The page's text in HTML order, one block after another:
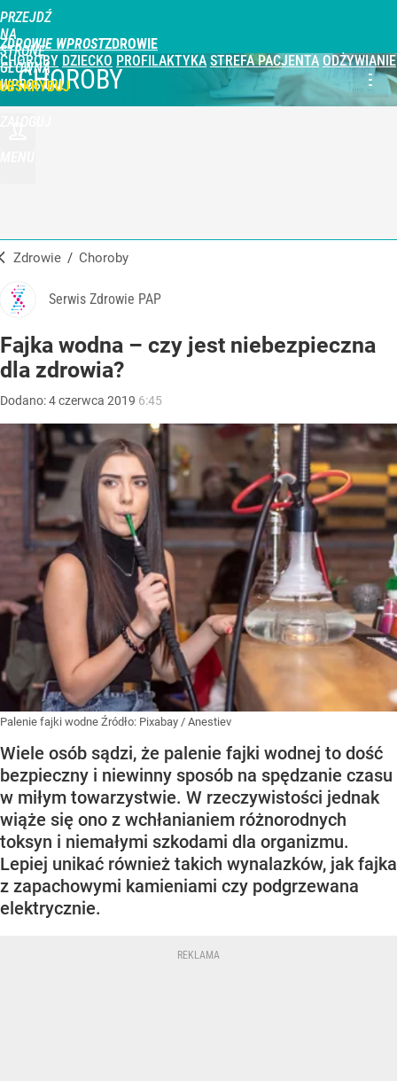
PRZEJDŹ
NA
STRONĘ
GŁÓWNĄ
WPROST.PL
ZDROWIE WPROST
CHOROBY DZIECKO PROFILAKTYKA STREFA PACJENTA ODŻYWIANIE
CHOROBY
Zdrowie / Choroby
Serwis Zdrowie PAP
Fajka wodna – czy jest niebezpieczna
dla zdrowia?
Dodano:4czerwca 2019 6:45
Palenie fajki wodne Źródło: Pixabay / Anestiev
Wiele osób sądzi, że palenie fajki wodnej to dość
bezpieczny i niewinny sposób na spędzanie czasu
w miłym towarzystwie. W rzeczywistości jednak
wiąże się ono z wchłanianiem różnorodnych
toksyn i niemałymi szkodami dla organizmu.
Lepiej unikać również takich wynalazków, jak fajka
z zapachowymi kamieniami czy podgrzewana
elektrycznie.